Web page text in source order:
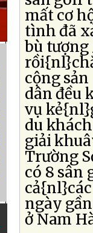
mất cơ
tình đã
bù
cộng
dân đều
vụ
du
giải
Trường
có 8 sân
ngày
ở Nam